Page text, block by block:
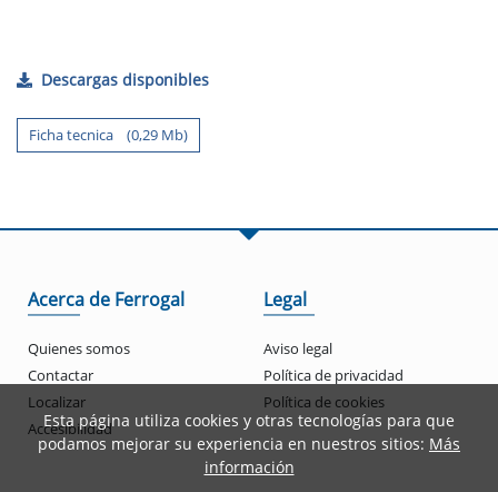
Descargas disponibles
Ficha tecnica (0,29 Mb)
Acerca de Ferrogal
Quienes somos
Contactar
Localizar
Accesibilidad
Legal
Aviso legal
Política de privacidad
Política de cookies
Esta página utiliza cookies y otras tecnologías para que
podamos mejorar su experiencia en nuestros sitios: Más
información